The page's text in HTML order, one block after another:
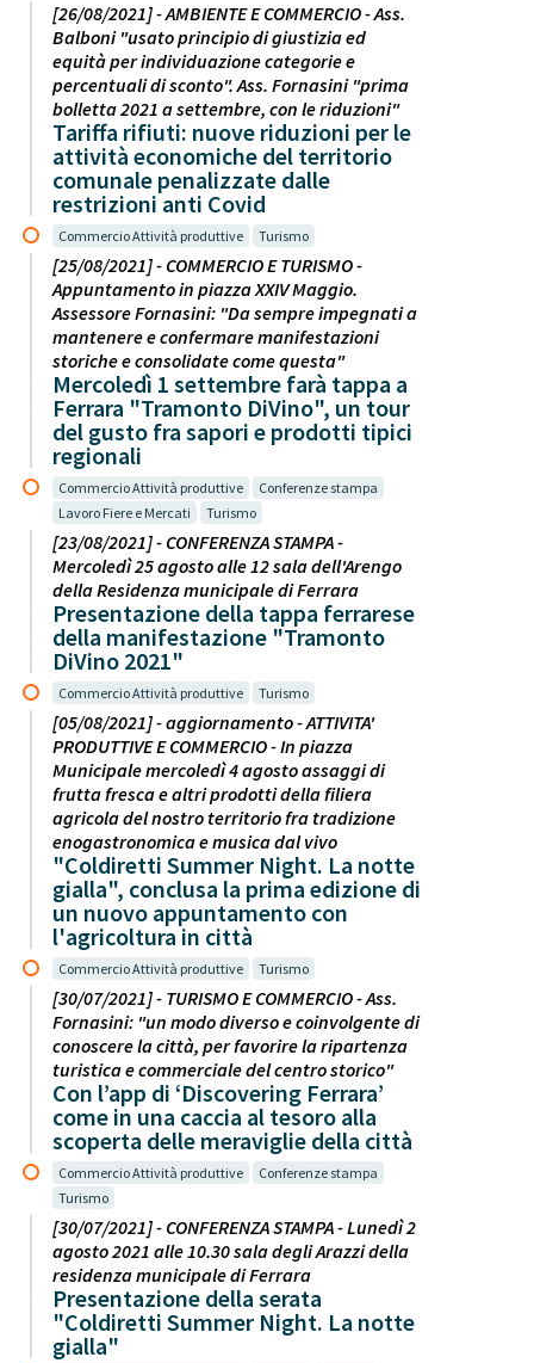
[26/08/2021] - AMBIENTE E COMMERCIO - Ass.
Balboni "usato principio di giustizia ed
equità per individuazione categorie e
percentuali di sconto". Ass. Fornasini "prima
bolletta 2021 a settembre, con le riduzioni"
Tariffa rifiuti: nuove riduzioni per le
attività economiche del territorio
comunale penalizzate dalle
restrizioni anti Covid
Commercio Attività produttive Turismo
[25/08/2021] - COMMERCIO E TURISMO -
Appuntamento in piazza XXIV Maggio.
Assessore Fornasini: "Da sempre impegnati a
mantenere e confermare manifestazioni
storiche e consolidate come questa"
Mercoledì 1 settembre farà tappa a
Ferrara "Tramonto DiVino", un tour
del gusto fra sapori e prodotti tipici
regionali
Commercio Attività produttive
Conferenze stampa
Lavoro Fiere e Mercati
Turismo
[23/08/2021] - CONFERENZA STAMPA -
Mercoledì 25 agosto alle 12 sala dell'Arengo
della Residenza municipale di Ferrara
Presentazione della tappa ferrarese
della manifestazione "Tramonto
DiVino 2021"
Commercio Attività produttive Turismo
[05/08/2021] - aggiornamento - ATTIVITA'
PRODUTTIVE E COMMERCIO - In piazza
Municipale mercoledì 4 agosto assaggi di
frutta fresca e altri prodotti della filiera
agricola del nostro territorio fra tradizione
enogastronomica e musica dal vivo
"Coldiretti Summer Night. La notte
gialla", conclusa la prima edizione di
un nuovo appuntamento con
l'agricoltura in città
Commercio Attività produttive Turismo
[30/07/2021] - TURISMO E COMMERCIO - Ass.
Fornasini: "un modo diverso e coinvolgente di
conoscere la città, per favorire la ripartenza
turistica e commerciale del centro storico"
Con l’app di ‘Discovering Ferrara’
come in una caccia al tesoro alla
scoperta delle meraviglie della città
Commercio Attività produttive
Conferenze stampa
Turismo
[30/07/2021] - CONFERENZA STAMPA - Lunedì 2
agosto 2021 alle 10.30 sala degli Arazzi della
residenza municipale di Ferrara
Presentazione della serata
"Coldiretti Summer Night. La notte
gialla"